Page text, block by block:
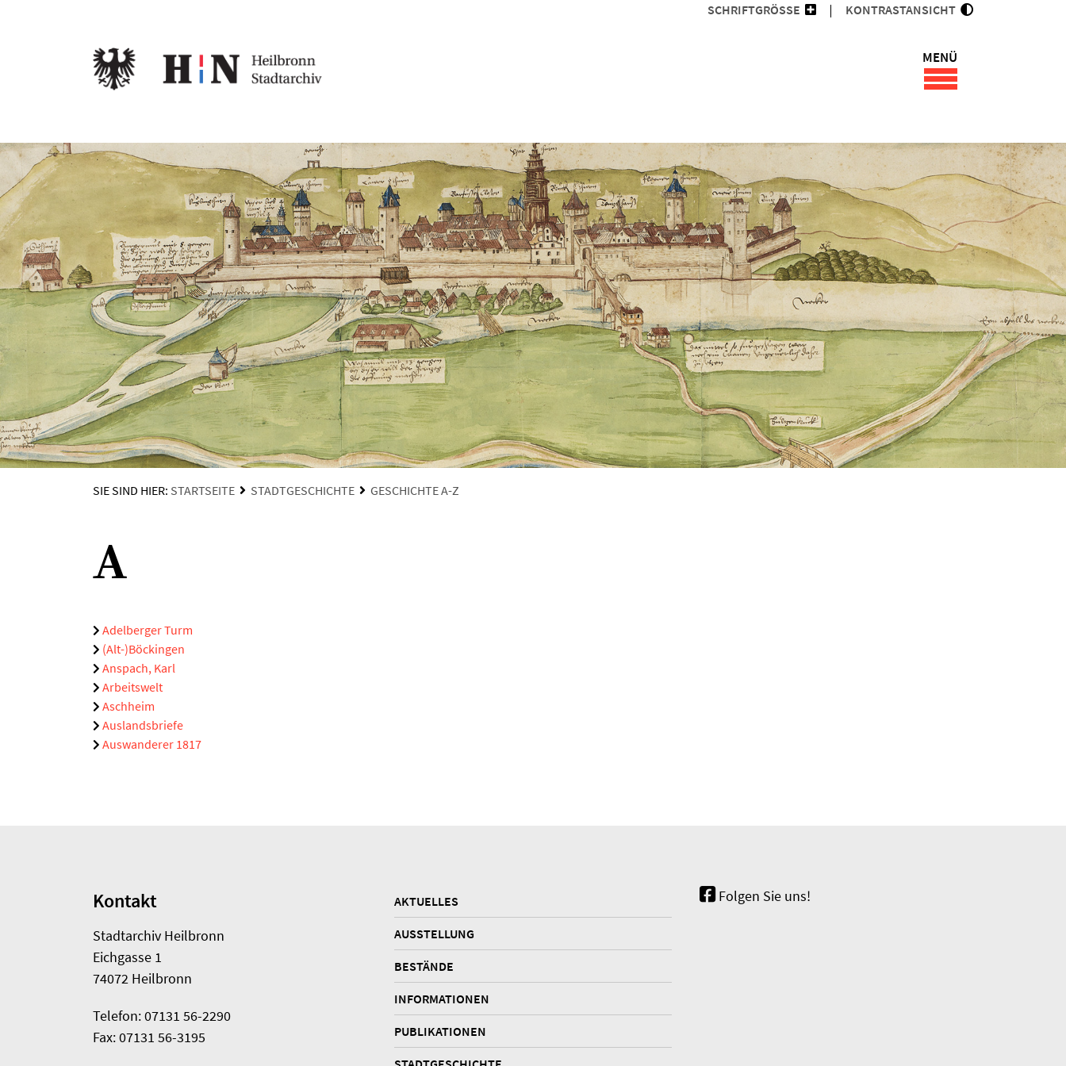
SCHRIFTGRÖSSE KONTRASTANSICHT
MENÜ
SIE SIND HIER: STARTSEITE STADTGESCHICHTE GESCHICHTE A-Z
A
Adelberger Turm
(Alt-)Böckingen
Anspach, Karl
Arbeitswelt
Aschheim
Auslandsbriefe
Auswanderer 1817
Kontakt
Stadtarchiv Heilbronn
Eichgasse 1
74072 Heilbronn
Telefon: 07131 56-2290
Fax: 07131 56-3195
AKTUELLES
AUSSTELLUNG
BESTÄNDE
INFORMATIONEN
PUBLIKATIONEN
Folgen Sie uns!